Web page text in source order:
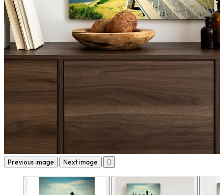
Previous image Next image 